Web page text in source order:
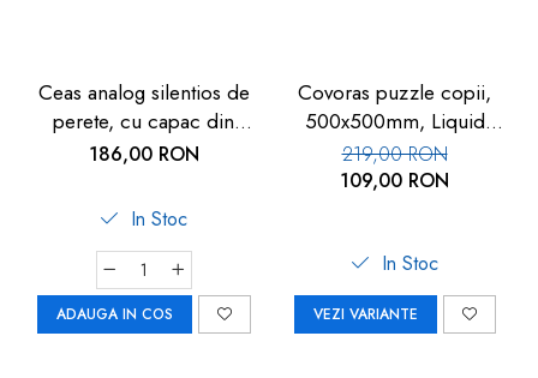
Ceas analog silentios de
perete, cu capac din
sticla, cifre mari, alb, TFA
186,00 RON
In Stoc
ADAUGA IN COS
Covoras puzzle copii,
500x500mm, Liquid
Floor
219,00 RON
109,00 RON
In Stoc
VEZI VARIANTE